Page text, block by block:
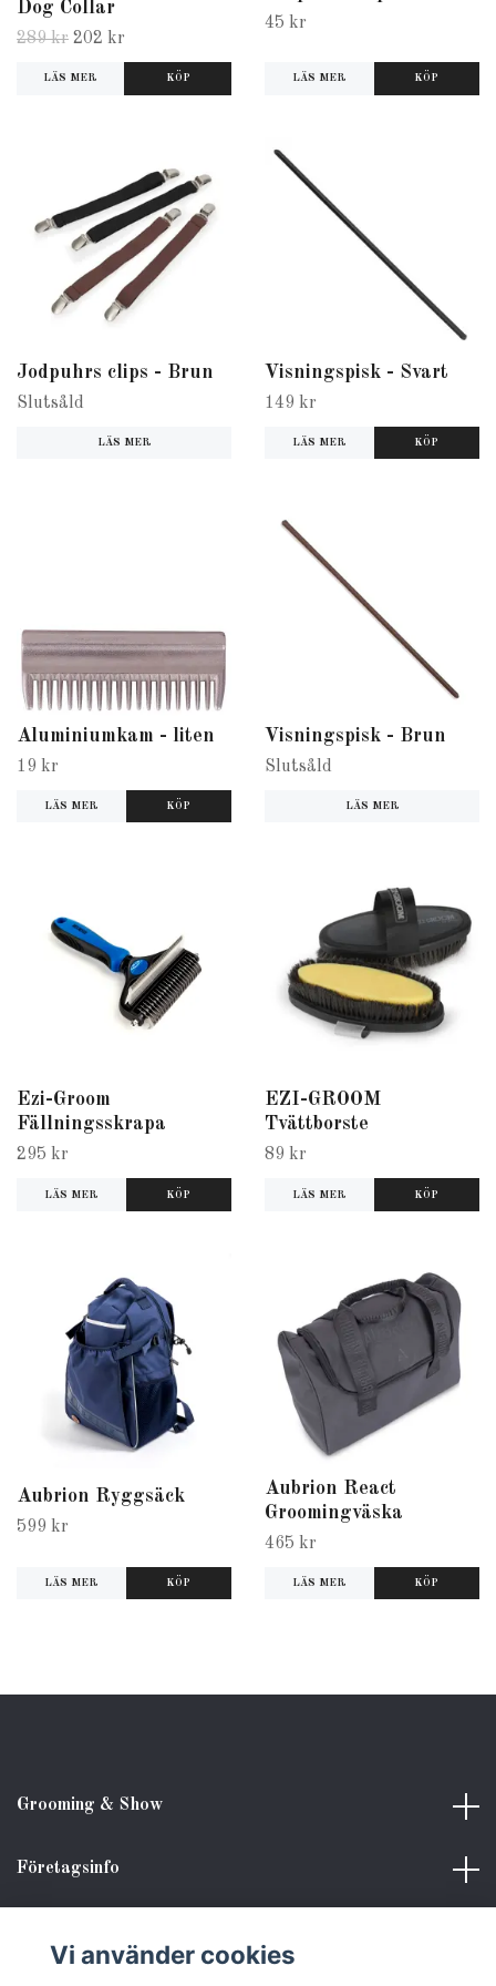
Dog Collar
289 kr 202 kr
LÄS MER KÖP
45 kr
LÄS MER
Jodpuhrs clips - Brun
Slutsåld
LÄS MER
Visningspisk - Svart
149 kr
LÄS MER
Aluminiumkam - liten
19 kr
LÄS MER
Visningspisk - Brun
Slutsåld
LÄS MER
Ezi-Groom
Fällningsskrapa
295 kr
LÄS MER
EZI-GROOM
Tvättborste
89 kr
LÄS MER
Aubrion Ryggsäck
599 kr
LÄS MER
Aubrion React
Groomingväska
465 kr
LÄS MER
Grooming & Show
Företagsinfo
Vi använder cookies